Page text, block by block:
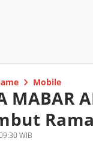
Mobile
MABAR
WIB